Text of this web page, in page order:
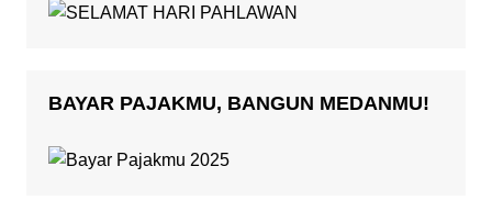
BAYAR PAJAKMU, BANGUN MEDANMU!